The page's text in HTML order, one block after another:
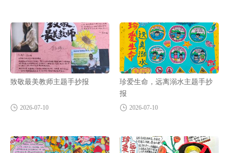
致敬最美教师主题手抄报
2026-07-10
珍爱生命，远离溺水主题手抄
报
2026-07-10